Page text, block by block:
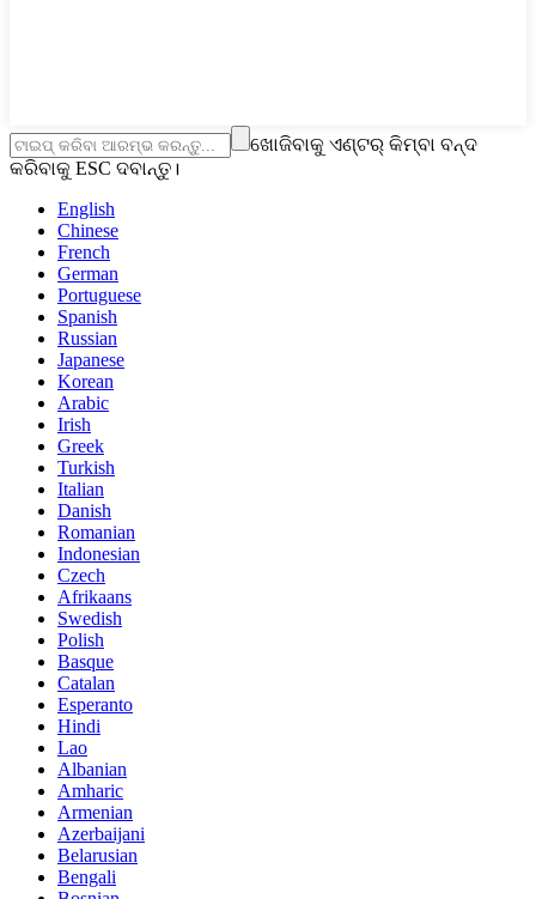
ଖୋଜିବାକୁ ଏଣ୍ଟର୍ କିମ୍ବା ବନ୍ଦ
କରିବାକୁ ESC ଦବାନ୍ତୁ।
English
Chinese
French
German
Portuguese
Spanish
Russian
Japanese
Korean
Arabic
Irish
Greek
Turkish
Italian
Danish
Romanian
Indonesian
Czech
Afrikaans
Swedish
Polish
Basque
Catalan
Esperanto
Hindi
Lao
Albanian
Amharic
Armenian
Azerbaijani
Belarusian
Bengali